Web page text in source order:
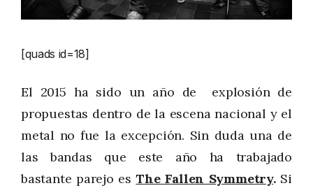
[quads id=18]
El 2015 ha sido un año de explosión de
propuestas dentro de la escena nacional y el
metal no fue la excepción. Sin duda una de
las bandas que este año ha trabajado
bastante parejo esThe Fallen Symmetry. Si